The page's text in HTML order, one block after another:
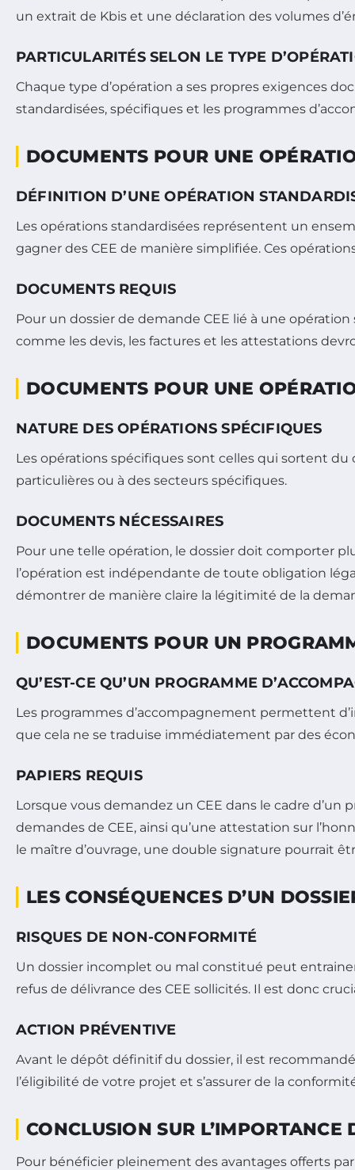
un extrait de Kbis et une déclaration des volumes
PARTICULARITÉS SELON LE TYPE
Chaque type d’opération a ses propres exigences
standardisées, spécifiques et les programmes
DOCUMENTS POUR UNE
DÉFINITION D’UNE OPÉRATION
Les opérations standardisées représentent un
gagner des CEE de manière simplifiée. Ces
DOCUMENTS REQUIS
Pour un dossier de demande CEE lié à une
comme les devis, les factures et les attestations
DOCUMENTS POUR UNE
NATURE DES OPÉRATIONS SPÉCIFIQUES
Les opérations spécifiques sont celles qui sortent
particulières ou à des secteurs spécifiques.
DOCUMENTS NÉCESSAIRES
Pour une telle opération, le dossier doit comporter
l’opération est indépendante de toute obligation
démontrer de manière claire la légitimité de la
DOCUMENTS POUR UN
QU’EST-CE QU’UN PROGRAMME
Les programmes d’accompagnement permettent
que cela ne se traduise immédiatement par des
PAPIERS REQUIS
Lorsque vous demandez un CEE dans le cadre
demandes de CEE, ainsi qu’une attestation sur
le maître d’ouvrage, une double signature pourrait
LES CONSÉQUENCES D’UN
RISQUES DE NON-CONFORMITÉ
Un dossier incomplet ou mal constitué peut
refus de délivrance des CEE sollicités. Il est donc
ACTION PRÉVENTIVE
Avant le dépôt définitif du dossier, il est
l’éligibilité de votre projet et s’assurer de la
CONCLUSION SUR
Pour bénéficier pleinement des avantages offerts